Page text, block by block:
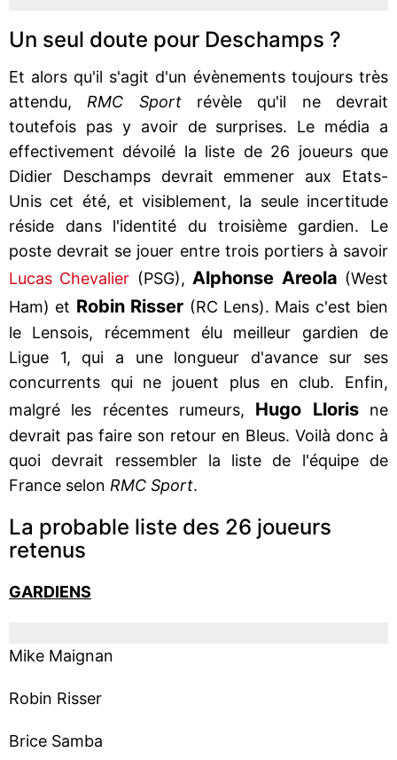
Un seul doute pour Deschamps ?
Et alors qu'il s'agit d'un évènements toujours très
attendu, RMC Sportrévèle qu'il ne devrait
toutefois pas y avoir de surprises. Le média a
effectivement dévoilé la liste de 26 joueurs que
Didier Deschamps devrait emmener aux Etats-
Unis cet été, et visiblement, la seule incertitude
réside dans l'identité du troisième gardien. Le
poste devrait se jouer entre trois portiers à savoir
Lucas Chevalier (PSG), Alphonse Areola (West
Ham) et Robin Risser (RC Lens). Mais c'est bien
le Lensois, récemment élu meilleur gardien de
Ligue 1, qui a une longueur d'avance sur ses
concurrents qui ne jouent plus en club. Enfin,
malgré les récentes rumeurs, Hugo Llorisne
devrait pas faire son retour en Bleus. Voilà donc à
quoi devrait ressembler la liste de l'équipe de
France selon RMC Sport.
La probable liste des 26 joueurs
retenus
GARDIENS
Mike Maignan
Robin Risser
Brice Samba